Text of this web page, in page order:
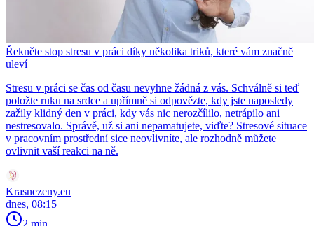
Řekněte stop stresu v práci díky několika triků, které vám značně
uleví
Stresu v práci se čas od času nevyhne žádná z vás. Schválně si teď
položte ruku na srdce a upřímně si odpovězte, kdy jste naposledy
zažily klidný den v práci, kdy vás nic nerozčílilo, netrápilo ani
nestresovalo. Správě, už si ani nepamatujete, viďte? Stresové situace
v pracovním prostřední sice neovlivníte, ale rozhodně můžete
ovlivnit vaší reakci na ně.
Krasnezeny.eu
dnes, 08:15
2 min